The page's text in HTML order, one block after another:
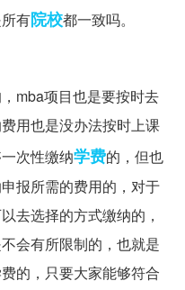
有院校都一致吗。
mba项目也是要按时去
用也是没办法按时上课
次性缴纳学费的，但也
报所需的费用的，对于
去选择的方式缴纳的，
会有所限制的，也就是
的，只要大家能够符合